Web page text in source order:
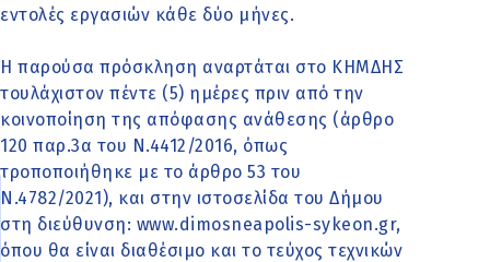
εντολές εργασιών κάθε δύο μήνες.
Η παρούσα πρόσκληση αναρτάται στο ΚΗΜΔΗΣ
τουλάχιστον πέντε (5) ημέρες πριν από την
κοινοποίηση της απόφασης ανάθεσης (άρθρο
120 παρ.3α του Ν.4412/2016, όπως
τροποποιήθηκε με το άρθρο 53 του
Ν.4782/2021), και στην ιστοσελίδα του Δήμου
στη διεύθυνση: www.dimosneapolis-sykeon.gr,
όπου θα είναι διαθέσιμο και το τεύχος τεχνικών